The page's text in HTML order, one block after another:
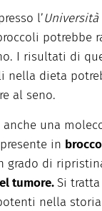
l’
potrebbe
I risultati di
nella dieta
al seno.
una
in
grado di
tumore.Si
nella